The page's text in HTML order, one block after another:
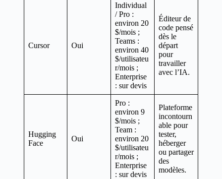
Cursor Oui
Individual
/ Pro :
environ 20
$/mois ;
Teams :
environ 40
$/utilisateu
r/mois ;
Enterprise
: sur devis
Éditeur de
code pensé
dès le
départ
pour
travailler
avec l’IA.
Hugging
Face
Oui
Pro :
environ 9
$/mois ;
Team :
environ 20
$/utilisateu
r/mois ;
Enterprise
: sur devis
Plateforme
incontourn
able pour
tester,
héberger
ou partager
des
modèles.